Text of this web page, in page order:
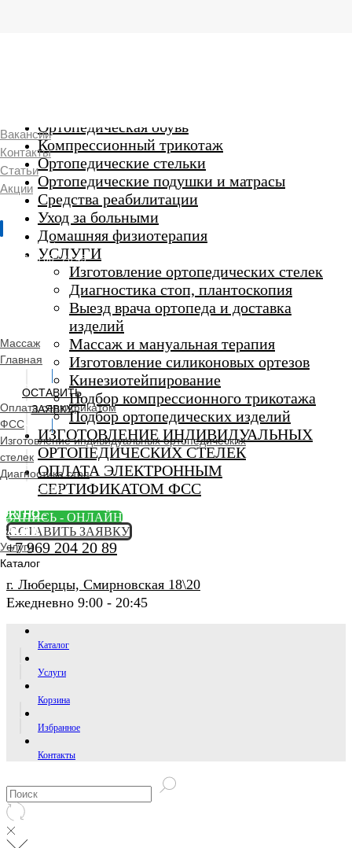
г. Люберцы
Пн-Вс 9:00 - 20:45
салон
Ортопедическая обувь
Компрессионный трикотаж
Ортопедические стельки
Ортопедические подушки и матрасы
Средства реабилитации
Уход за больными
Домашняя физиотерапия
УСЛУГИ
Изготовление ортопедических стелек
Диагностика стоп, плантоскопия
Выезд врача ортопеда и доставка
изделий
Массаж и мануальная терапия
Изготовление силиконовых ортезов
Кинезиотейпирование
Подбор компрессионного трикотажа
Подбор ортопедических изделий
ИЗГОТОВЛЕНИЕ ИНДИВИДУАЛЬНЫХ
ОРТОПЕДИЧЕСКИХ СТЕЛЕК
ОПЛАТА ЭЛЕКТРОННЫМ
СЕРТИФИКАТОМ ФСС
ЗАПИСЬ - ОНЛАЙН
ОСТАВИТЬ ЗАЯВКУ
+7 969 204 20 89
г. Люберцы, Смирновская 18\20
Ежедневно 9:00 - 20:45
Каталог
Услуги
Корзина
Избранное
Контакты
Вакансии
Контакты
Статьи
Акции
Массаж
Главная
ОСТАВИТЬ
ЗАЯВКУ
Оплата сертификатом
ФСС
Изготовление индивидуальных ортопедических
стелек
Диагностика стоп
Ортопедический
ORTHO -
SALON
Услуги
Каталог